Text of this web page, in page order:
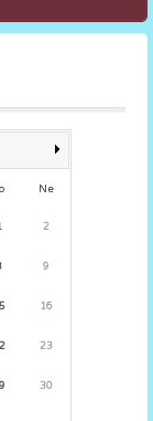
Ne
2
9
16
23
30